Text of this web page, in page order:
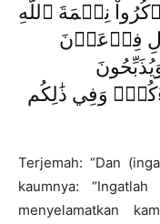
نِعۡمَةَ ٱللَّهِ
فِرۡعَوۡنَ
وَفِي ذَٰلِكُم
Terjemah: “Dan
kaumnya:
menyelamatkan